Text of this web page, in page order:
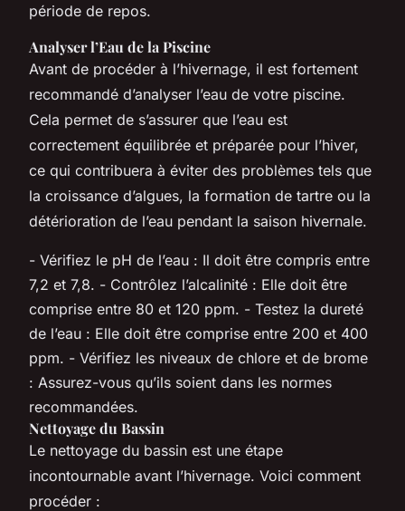
période de repos.
Analyser l’Eau de la Piscine
Avant de procéder à l’hivernage, il est fortement
recommandé d’analyser l’eau de votre piscine.
Cela permet de s’assurer que l’eau est
correctement équilibrée et préparée pour l’hiver,
ce qui contribuera à éviter des problèmes tels que
la croissance d’algues, la formation de tartre ou la
détérioration de l’eau pendant la saison hivernale.
- Vérifiez le pH de l’eau : Il doit être compris entre
7,2 et 7,8. - Contrôlez l’alcalinité : Elle doit être
comprise entre 80 et 120 ppm. - Testez la dureté
de l’eau : Elle doit être comprise entre 200 et 400
ppm. - Vérifiez les niveaux de chlore et de brome
: Assurez-vous qu’ils soient dans les normes
recommandées.
Nettoyage du Bassin
Le nettoyage du bassin est une étape
incontournable avant l’hivernage. Voici comment
procéder :